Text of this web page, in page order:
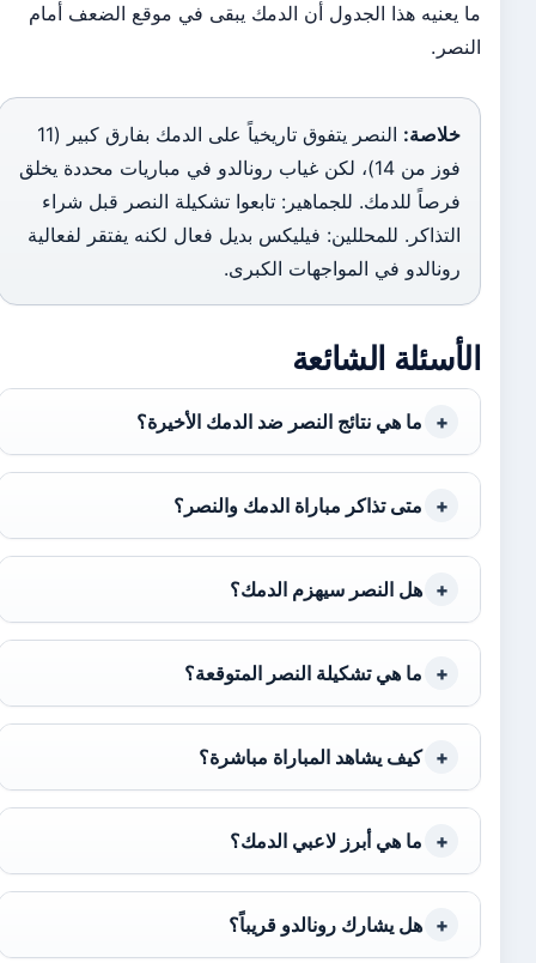
ما يعنيه هذا الجدول أن الدمك يبقى في موقع الضعف أمام
النصر.
خلاصة:
النصر يتفوق تاريخياً على الدمك بفارق كبير (11
فوز من 14)، لكن غياب رونالدو في مباريات محددة يخلق
فرصاً للدمك. للجماهير: تابعوا تشكيلة النصر قبل شراء
التذاكر. للمحللين: فيليكس بديل فعال لكنه يفتقر لفعالية
رونالدو في المواجهات الكبرى.
الأسئلة الشائعة
ما هي نتائج النصر ضد الدمك الأخيرة؟
متى تذاكر مباراة الدمك والنصر؟
هل النصر سيهزم الدمك؟
ما هي تشكيلة النصر المتوقعة؟
كيف يشاهد المباراة مباشرة؟
ما هي أبرز لاعبي الدمك؟
هل يشارك رونالدو قريباً؟